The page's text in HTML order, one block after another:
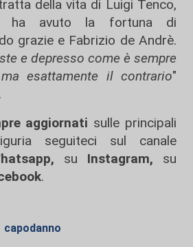
della vita di Luigi Tenco,
ha avuto la fortuna di
grazie e Fabrizio de Andrè.
e depresso come è sempre
esattamente il contrario"
aggiornati sulle principali
seguiteci sul canale
su Instagram, su
.
capodanno